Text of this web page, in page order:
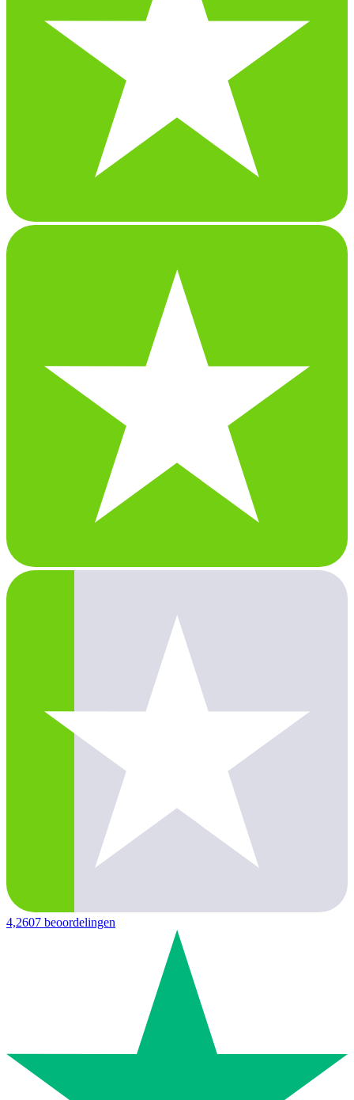
4,2607 beoordelingen